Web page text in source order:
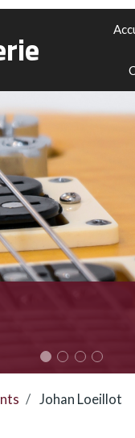
régler ma
Johan Loeillot